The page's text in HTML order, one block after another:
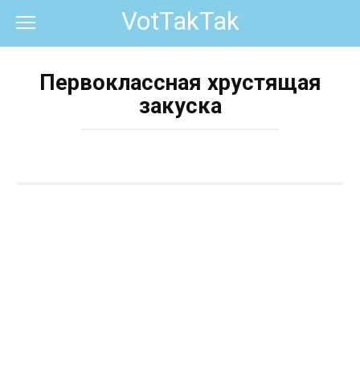
контенту
VotTakTak
Первоклассная хрустящая
закуска